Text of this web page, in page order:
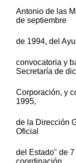
Antonio de las
de septiembre
de 1994, del
convocatoria y
Secretaría de
Corporación, y
1995,
de la Dirección
Oficial
del Estado" de
coordinación